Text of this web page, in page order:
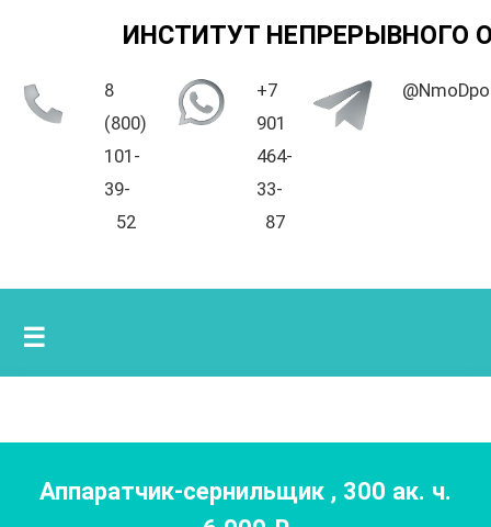
ИНСТИТУТ НЕПРЕРЫВНОГО
8
(800)
101-
39-
52
+7
901
464-
33-
87
☰
Аппаратчик-сернильщик , 300 ак. ч.